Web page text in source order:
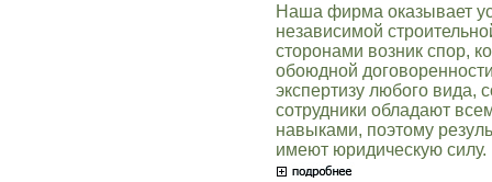
Наша фирма оказывает
независимой
сторонами возник спор,
обоюдной
экспертизу любого вида,
сотрудники обладают
навыками, поэтому
имеют юридическую силу.